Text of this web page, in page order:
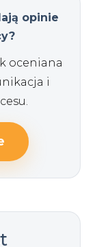
opinie
oceniana
i